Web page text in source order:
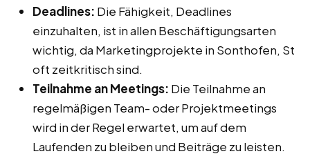
Deadlines: Die Fähigkeit, Deadlines
einzuhalten, ist in allen Beschäftigungsarten
wichtig, da Marketingprojekte in Sonthofen, St
oft zeitkritisch sind.
Teilnahme an Meetings: Die Teilnahme an
regelmäßigen Team- oder Projektmeetings
wird in der Regel erwartet, um auf dem
Laufenden zu bleiben und Beiträge zu leisten.